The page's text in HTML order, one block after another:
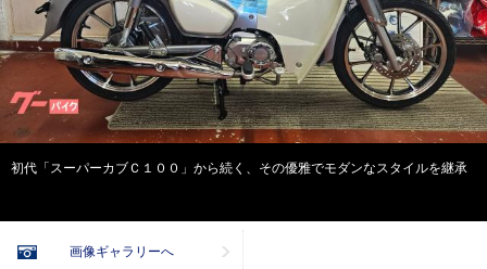
初代「スーパーカブＣ１００」から続く、その優雅でモダンなスタイルを継承
画像ギャラリーへ